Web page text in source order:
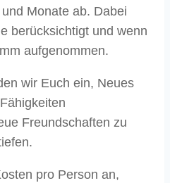
Monate ab. Dabei
berücksichtigt und wenn
aufgenommen.
wir Euch ein, Neues
Freundschaften zu
pro Person an,